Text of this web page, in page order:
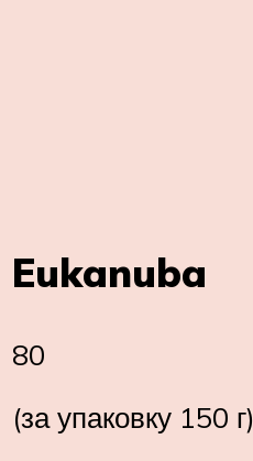
Eukanuba
80
(за упаковку 150 г)